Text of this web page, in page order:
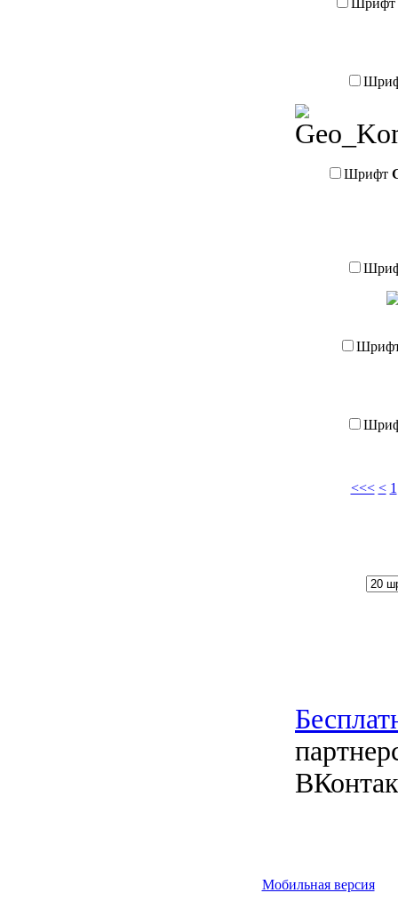
Шрифт
<<< < 1
Мобильная версия